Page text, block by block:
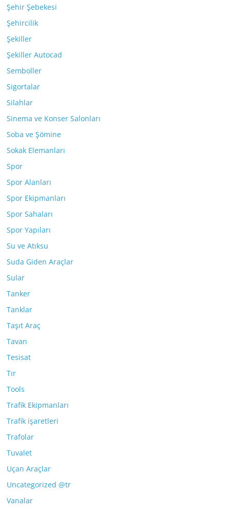
Şehir Şebekesi
Şehircilik
Şekiller
Şekiller Autocad
Semboller
Sigortalar
Silahlar
Sinema ve Konser Salonları
Soba ve Şömine
Sokak Elemanları
Spor
Spor Alanları
Spor Ekipmanları
Spor Sahaları
Spor Yapıları
Su ve Atıksu
Suda Giden Araçlar
Sular
Tanker
Tanklar
Taşıt Araç
Tavan
Tesisat
Tır
Tools
Trafik Ekipmanları
Trafik işaretleri
Trafolar
Tuvalet
Uçan Araçlar
Uncategorized @tr
Vanalar